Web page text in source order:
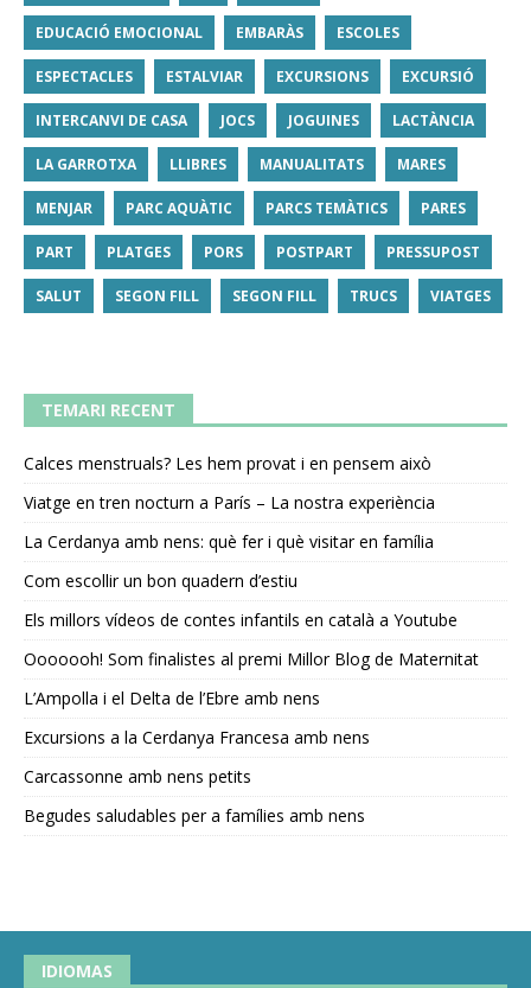
EDUCACIÓ EMOCIONAL EMBARÀS ESCOLES
ESPECTACLES ESTALVIAR EXCURSIONS EXCURSIÓ
INTERCANVI DE CASA JOCS JOGUINES LACTÀNCIA
LA GARROTXA LLIBRES MANUALITATS MARES
MENJAR PARC AQUÀTIC PARCS TEMÀTICS PARES
PART PLATGES PORS POSTPART PRESSUPOST
SALUT SEGON FILL SEGON FILL TRUCS VIATGES
TEMARI RECENT
Calces menstruals? Les hem provat i en pensem això
Viatge en tren nocturn a París – La nostra experiència
La Cerdanya amb nens: què fer i què visitar en família
Com escollir un bon quadern d’estiu
Els millors vídeos de contes infantils en català a Youtube
Ooooooh! Som finalistes al premi Millor Blog de Maternitat
L’Ampolla i el Delta de l’Ebre amb nens
Excursions a la Cerdanya Francesa amb nens
Carcassonne amb nens petits
Begudes saludables per a famílies amb nens
IDIOMAS